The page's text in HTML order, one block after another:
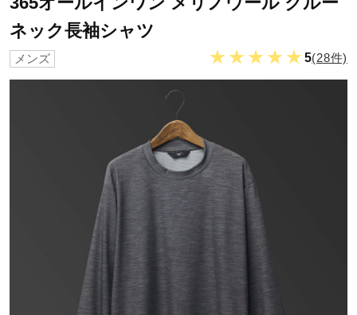
ランニング
ゴルフ
スイム
ネック長袖シャツ
メンズ ★★★★★ 5(28件)